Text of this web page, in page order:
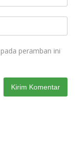
peramban ini